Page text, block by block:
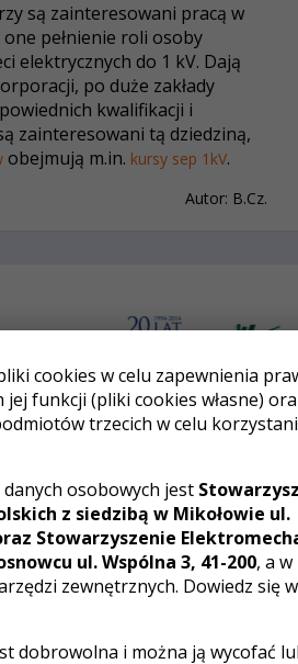
są zainteresowani pracą w
pełnienie roli osoby
elektrycznych do 1 kV. Dają
po duże zakłady
kwalifikacji i
zainteresowani tą dziedziną,
obejmują m.in. kursy sep 1kV.
Autor: B.Cz.
usługi z zakresu szkoleń
Umożliwiamy zdobycie uprawnień
cookies w celu zapewnienia
jej funkcji (pliki cookies własne)
trzecich w celu
osobowych jest
z siedzibą w Mikołowie ul.
Stowarzyszenie
ul. Wspólna 3, 41-200, a
zewnętrznych. Dowiedz się
dobrowolna i można ją wycofać